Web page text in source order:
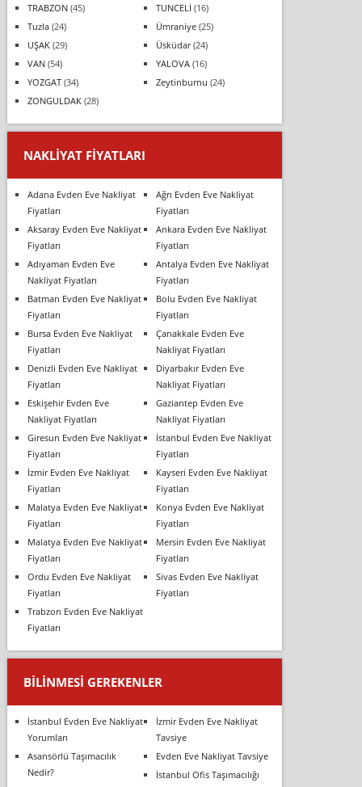
TRABZON(45) TUNCELİ (16)
Tuzla(24) Ümraniye(25)
UŞAK(29) Üsküdar(24)
VAN(54) YALOVA(16)
YOZGAT(34) Zeytinburnu (24)
ZONGULDAK(28)
NAKLIYAT FIYATLARI
Adana Evden Eve Nakliyat
Fiyatları
Ağrı Evden Eve Nakliyat
Fiyatları
Aksaray Evden Eve Nakliyat
Fiyatları
Ankara Evden Eve Nakliyat
Fiyatları
Adıyaman Evden Eve
Nakliyat Fiyatları
Antalya Evden Eve Nakliyat
Fiyatları
Batman Evden Eve Nakliyat
Fiyatları
Bolu Evden Eve Nakliyat
Fiyatları
Bursa Evden Eve Nakliyat
Fiyatları
Çanakkale Evden Eve
Nakliyat Fiyatları
Denizli Evden Eve Nakliyat
Fiyatları
Diyarbakır Evden Eve
Nakliyat Fiyatları
Eskişehir Evden Eve
Nakliyat Fiyatları
Gaziantep Evden Eve
Nakliyat Fiyatları
Giresun Evden Eve Nakliyat
Fiyatları
İstanbul Evden Eve Nakliyat
Fiyatları
İzmir Evden Eve Nakliyat
Fiyatları
Kayseri Evden Eve Nakliyat
Fiyatları
Malatya Evden Eve Nakliyat
Fiyatları
Konya Evden Eve Nakliyat
Fiyatları
Malatya Evden Eve Nakliyat
Fiyatları
Mersin Evden Eve Nakliyat
Fiyatları
Ordu Evden Eve Nakliyat
Fiyatları
Sivas Evden Eve Nakliyat
Fiyatları
Trabzon Evden Eve Nakliyat
Fiyatları
BILINMESI GEREKENLER
İstanbul Evden Eve Nakliyat
Yorumları
İzmir Evden Eve Nakliyat
Tavsiye
Asansörlü Taşımacılık
Nedir?
Evden Eve Nakliyat Tavsiye
İstanbul Ofis Taşımacılığı